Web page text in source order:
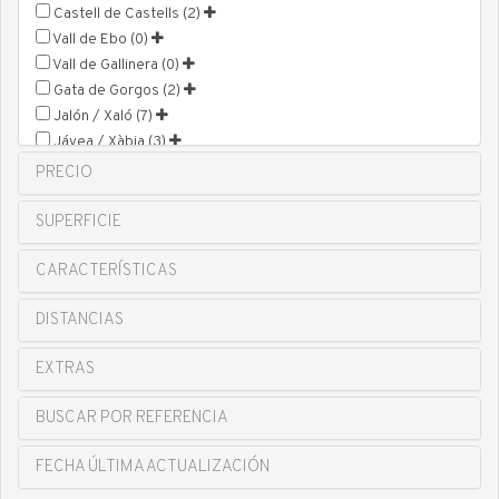
Castell de Castells (2)
Vall de Ebo (0)
Vall de Gallinera (0)
Gata de Gorgos (2)
Jalón / Xaló (7)
Jávea / Xàbia (3)
Vall de Laguar (2)
Llíber (0)
Murla (11)
Oliva (0)
Ondara (14)
Orba (54)
Parcent (1)
Pedreguer (32)
Pego (2)
Els Poblets (3)
Ràfol d'Almúnia (0)
Sagra (8)
Sanet y Negrals (1)
PRECIO
SUPERFICIE
CARACTERÍSTICAS
DISTANCIAS
EXTRAS
BUSCAR POR REFERENCIA
FECHA ÚLTIMA ACTUALIZACIÓN